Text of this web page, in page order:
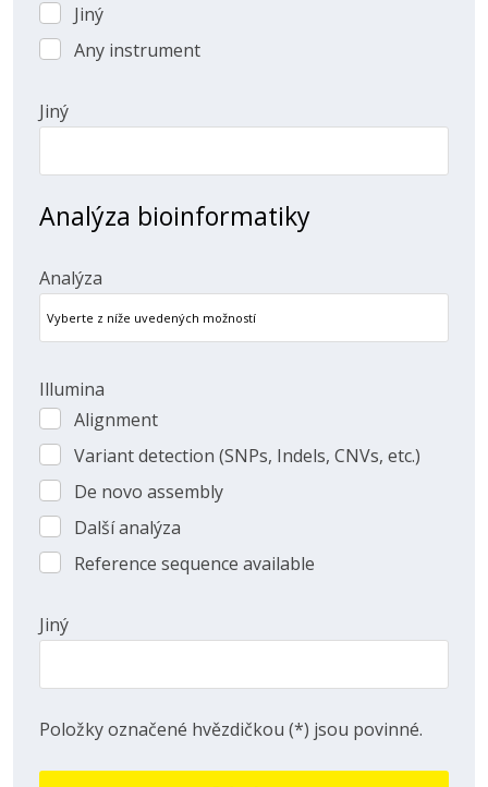
Jiný
Any instrument
Jiný
Analýza bioinformatiky
Analýza
Illumina
Alignment
Alignment
Variant
detection
(SNPs,
Indels,
CNVs,
etc.)
Variant detection (SNPs, Indels, CNVs, etc.)
novo
assembly
De novo assembly
Další
analýza
Další analýza
Reference
Reference sequence available
Jiný
Položky označené hvězdičkou (*) jsou povinné.